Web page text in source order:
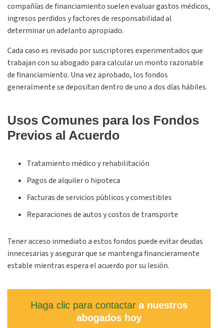
compañías de financiamiento suelen evaluar gastos médicos,
ingresos perdidos y factores de responsabilidad al
determinar un adelanto apropiado.
Cada caso es revisado por suscriptores experimentados que
trabajan con su abogado para calcular un monto razonable
de financiamiento. Una vez aprobado, los fondos
generalmente se depositan dentro de uno a dos días hábiles.
Usos Comunes para los Fondos
Previos al Acuerdo
Tratamiento médico y rehabilitación
Pagos de alquiler o hipoteca
Facturas de servicios públicos y comestibles
Reparaciones de autos y costos de transporte
Tener acceso inmediato a estos fondos puede evitar deudas
innecesarias y asegurar que se mantenga financieramente
estable mientras espera el acuerdo por su lesión.
Haga clic para contactara nuestros
abogados hoy